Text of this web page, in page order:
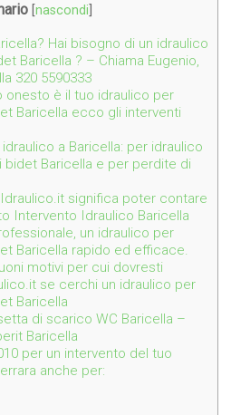
nascondi
Hai bisogno di un idraulico
Baricella ? – Chiama Eugenio,
320 5590333
onesto è il tuo idraulico per
Baricella ecco gli interventi
a Baricella: per idraulico
bidet Baricella e per perdite di
significa poter contare
Intervento Idraulico Baricella
un idraulico per
Baricella rapido ed efficace.
motivi per cui dovresti
se cerchi un idraulico per
Baricella
di scarico WC Baricella –
Baricella
per un intervento del tuo
anche per: